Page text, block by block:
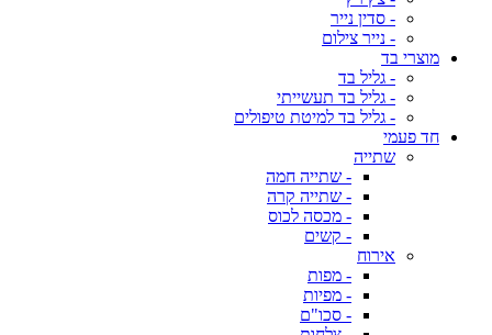
- סדין נייר
- נייר צילום
מוצרי בד
- גליל בד
- גליל בד תעשייתי
- גליל בד למיטת טיפולים
חד פעמי
שתייה
- שתייה חמה
- שתייה קרה
- מכסה לכוס
- קשים
אירוח
- מפות
- מפיות
- סכו"ם